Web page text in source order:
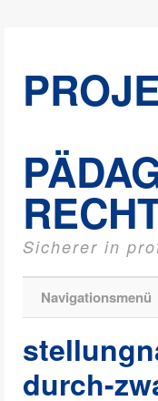
Sicherer in
Navigationsmenü
durch-